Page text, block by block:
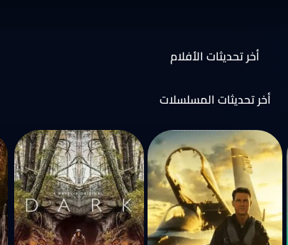
أخر تحديثات الأفلام
أخر تحديثات المسلسلات